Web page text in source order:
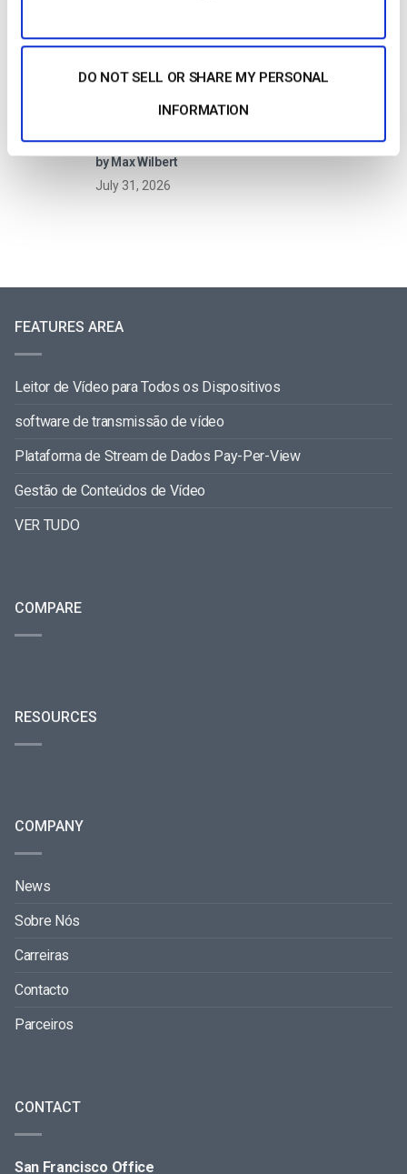
DO NOT SELL OR SHARE MY PERSONAL
INFORMATION
Aumente o envolvimento dos funcionários
com comunicações empresariais em direto
by Max Wilbert
July 31, 2026
FEATURES AREA
Leitor de Vídeo para Todos os Dispositivos
software de transmissão de vídeo
Plataforma de Stream de Dados Pay-Per-View
Gestão de Conteúdos de Vídeo
VER TUDO
COMPARE
RESOURCES
COMPANY
News
Sobre Nós
Carreiras
Contacto
Parceiros
CONTACT
San Francisco Office